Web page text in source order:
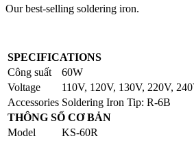
Our best-selling soldering iron.
SPECIFICATIONS
Công suất
60W
Voltage
110V, 120V, 130V, 220V,
Accessories Soldering Iron Tip: R-6B
THÔNG SỐ CƠ BẢN
Model
KS-60R